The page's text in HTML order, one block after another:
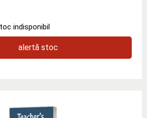
indisponibil
alertă stoc